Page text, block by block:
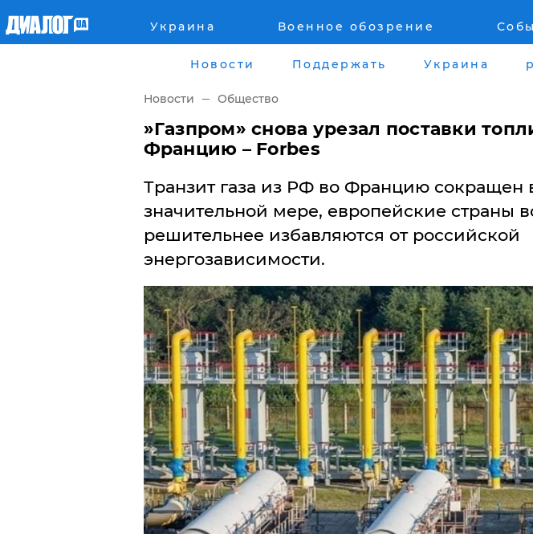
Украина Военное обозрение
Военное обозрение
Города
Луганск
Киев
Харьков
Днепр
Одесса
Война на Донбассе и в
"ЛНР"
Новости Крыма
Донбасс
Новости Поддержать Украина
Новости Общество
​»Газпром» снова урезал поставки
Францию – Forbes
Транзит газа из РФ во Францию сокращен
значительной мере, европейские страны
решительнее избавляются от российской
энергозависимости.